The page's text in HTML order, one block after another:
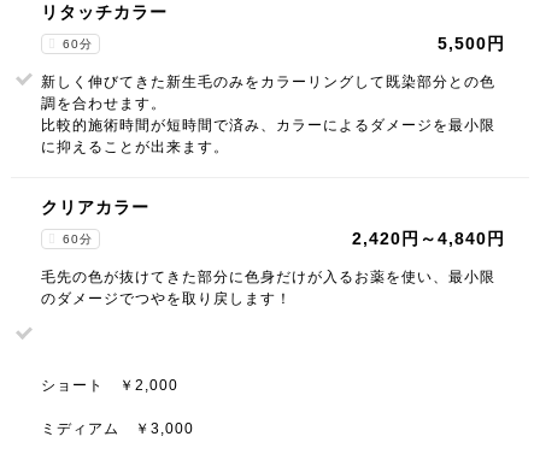
リタッチカラー
60分 5,500円
新しく伸びてきた新生毛のみをカラーリングして既染部分との色
調を合わせます。
比較的施術時間が短時間で済み、カラーによるダメージを最小限
に抑えることが出来ます。
クリアカラー
60分 2,420円～4,840円
毛先の色が抜けてきた部分に色身だけが入るお薬を使い、最小限
のダメージでつやを取り戻します！
ショート ￥2,000
ミディアム ￥3,000